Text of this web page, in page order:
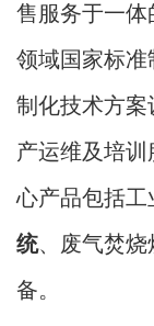
售服务于一
领域国家标准
制化技术方
产运维及培
心产品包括工
统、废气焚烧
备。